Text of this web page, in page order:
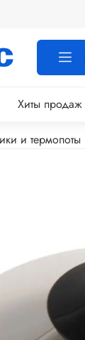
Хиты продаж
и термопоты